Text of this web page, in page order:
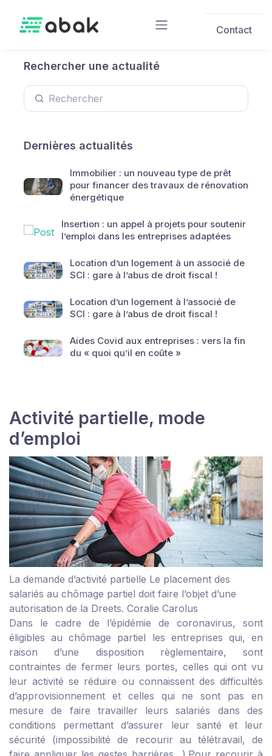
Contact
Rechercher une actualité
Dernières actualités
Immobilier : un nouveau type de prêt
pour financer des travaux de rénovation
énergétique
Insertion : un appel à projets pour soutenir
l’emploi dans les entreprises adaptées
Location d’un logement à un associé de
SCI : gare à l’abus de droit fiscal !
Location d’un logement à l’associé de
SCI : gare à l’abus de droit fiscal !
Aides Covid aux entreprises : vers la fin
du « quoi qu’il en coûte »
Activité partielle, mode
d’emploi
La demande d’activité partielle Le placement des
salariés au chômage partiel doit faire l’objet d’une
autorisation de la Dreets. Coralie Carolus
Dans le cadre de l’épidémie de coronavirus, sont
éligibles au chômage partiel les entreprises qui, en
raison d’une disposition règlementaire, sont
contraintes de fermer leurs portes, celles qui ont vu
leur activité se réduire ou connaissent des difficultés
d’approvisionnement et celles qui ne sont pas en
mesure de faire travailler leurs salariés dans des
conditions permettant d’assurer leur santé et leur
sécurité (impossibilité de recourir au télétravail, de